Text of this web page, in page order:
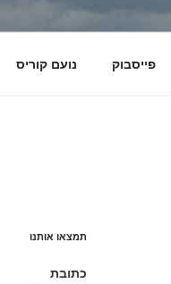
פייסבוק נועם קוריס
תמצאו אותנו
כתובת